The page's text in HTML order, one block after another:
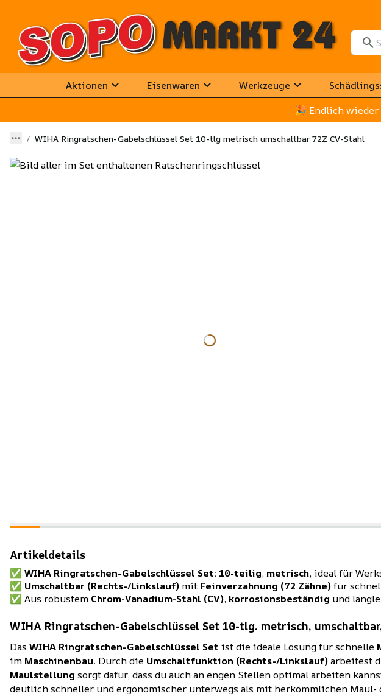
Aktionen Eisenwaren Werkzeuge
🎉 Endlich wieder
WIHA Ringratschen-Gabelschlüssel Set 10-tlg metrisch umschaltbar 72Z CV-Stahl
Artikeldetails
✅ WIHA Ringratschen-Gabelschlüssel Set: 10-teilig, metrisch, ideal für
✅ Umschaltbar (Rechts-/Linkslauf) mitFeinverzahnung (72 Zähne)für
✅ Aus robustem Chrom-Vanadium-Stahl (CV), korrosionsbeständig und
WIHA Ringratschen-Gabelschlüssel Set 10-tlg. metrisch,
Das WIHA Ringratschen-Gabelschlüssel Set ist die ideale Lösung für schnelle
im Maschinenbau. Durch die Umschaltfunktion (Rechts-/Linkslauf)arbeitest
Maulstellungsorgt dafür, dass du auch an engen Stellen optimal arbeiten
deutlich schneller und ergonomischer unterwegs als mit herkömmlichen Maul-